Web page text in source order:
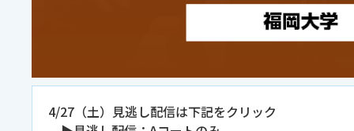
4/27（土）見逃し配信は下記をクリック